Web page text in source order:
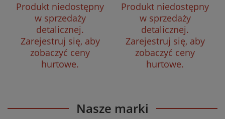
Produkt niedostępny
w sprzedaży
detalicznej.
Zarejestruj się, aby
zobaczyć ceny
hurtowe.
Produkt niedostępny
w sprzedaży
detalicznej.
Zarejestruj się, aby
zobaczyć ceny
hurtowe.
Nasze marki